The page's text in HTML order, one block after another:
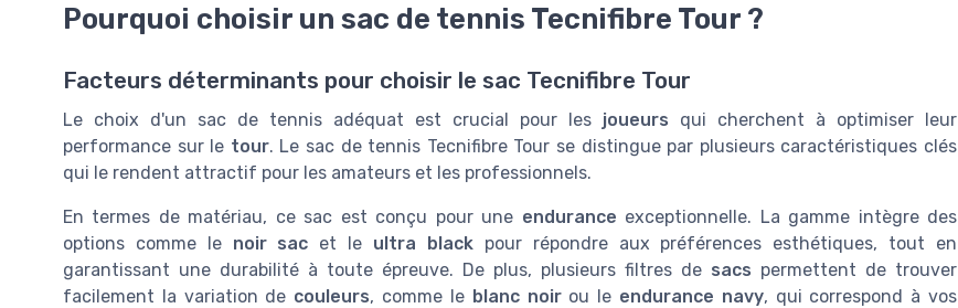
Pourquoi choisir un sac de tennis Tecnifibre Tour ?
Facteurs déterminants pour choisir le sac Tecnifibre Tour
Le choix d'un sac de tennis adéquat est crucial pour les joueurs qui cherchent à optimiser leur
performance sur le tour. Le sac de tennis Tecnifibre Tour se distingue par plusieurs caractéristiques clés
qui le rendent attractif pour les amateurs et les professionnels.
En termes de matériau, ce sac est conçu pour une endurance exceptionnelle. La gamme intègre des
options comme le noir sac et le ultra blackpour répondre aux préférences esthétiques, tout en
garantissant une durabilité à toute épreuve. De plus, plusieurs filtres de sacs permettent de trouver
facilement la variation de couleurs, comme le blanc noirou le endurance navy, qui correspond à vos